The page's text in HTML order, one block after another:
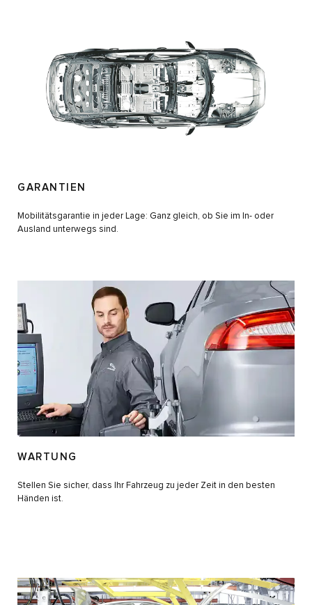
GARANTIEN
Mobilitätsgarantie in jeder Lage: Ganz gleich, ob Sie im In- oder
Ausland unterwegs sind.
WARTUNG
Stellen Sie sicher, dass Ihr Fahrzeug zu jeder Zeit in den besten
Händen ist.